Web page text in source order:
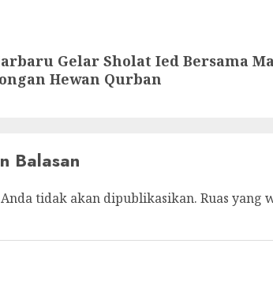
Gelar Sholat Ied Bersama
Hewan Qurban
Balasan
tidak akan dipublikasikan. Ruas yang